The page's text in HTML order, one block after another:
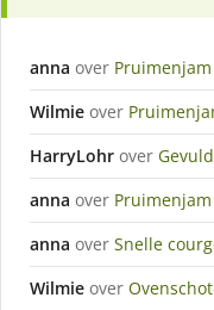
anna over
Wilmie over
HarryLohr over
anna over
anna over Snelle
Wilmie over